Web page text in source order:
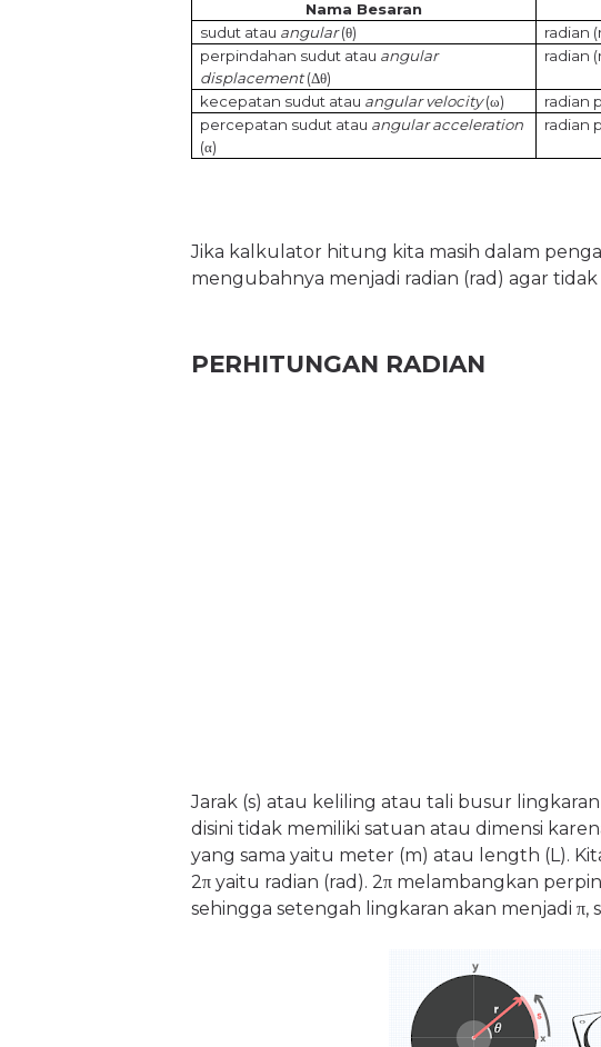
Nama Besaran
sudut atau angular(θ)
radian
perpindahan sudut atau angular
displacement(Δθ)
radian
kecepatan sudut atau angular velocity(ω)
radian
percepatan sudut atau angular acceleration
(α)
radian
Jika kalkulator hitung kita masih dalam
mengubahnya menjadi radian (rad) agar
PERHITUNGAN RADIAN
Jarak (s) atau keliling atau tali busur lingkaran
disini tidak memiliki satuan atau dimensi
yang sama yaitu meter (m) atau length (L).
2π yaitu radian (rad). 2π melambangkan
sehingga setengah lingkaran akan menjadi π,